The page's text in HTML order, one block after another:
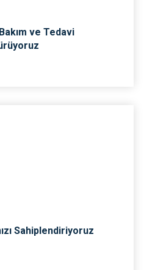
ve Tedavi
Sahiplendiriyoruz